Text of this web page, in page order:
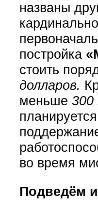
названы
постройка
стоить
долларов.
меньше 300
во время
Подведём